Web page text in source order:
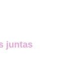
juntas